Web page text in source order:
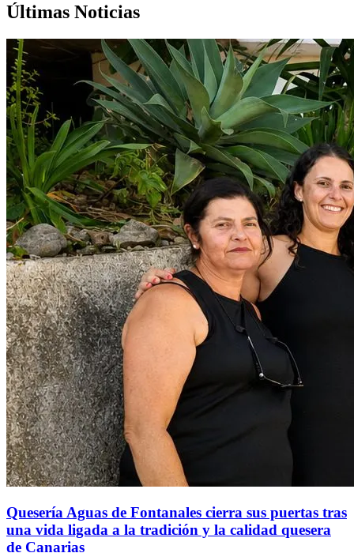
Últimas Noticias
Quesería Aguas de Fontanales cierra sus puertas tras
una vida ligada a la tradición y la calidad quesera
de Canarias